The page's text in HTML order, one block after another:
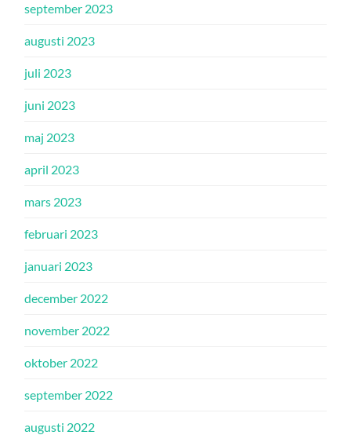
september 2023
augusti 2023
juli 2023
juni 2023
maj 2023
april 2023
mars 2023
februari 2023
januari 2023
december 2022
november 2022
oktober 2022
september 2022
augusti 2022